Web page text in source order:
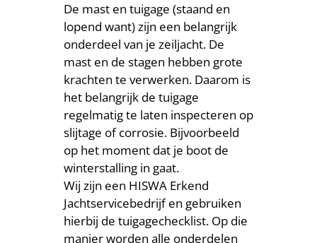
De mast en tuigage (staand en
lopend want) zijn een belangrijk
onderdeel van je zeiljacht. De
mast en de stagen hebben grote
krachten te verwerken. Daarom is
het belangrijk de tuigage
regelmatig te laten inspecteren op
slijtage of corrosie. Bijvoorbeeld
op het moment dat je boot de
winterstalling in gaat.
Wij zijn een HISWA Erkend
Jachtservicebedrijf en gebruiken
hierbij de tuigagechecklist. Op die
manier worden alle onderdelen